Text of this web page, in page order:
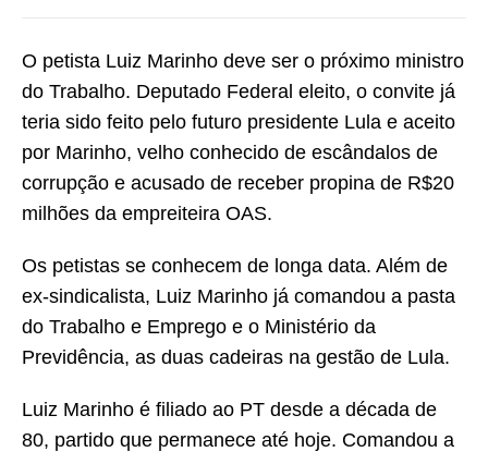
O petista Luiz Marinho deve ser o próximo ministro
do Trabalho. Deputado Federal eleito, o convite já
teria sido feito pelo futuro presidente Lula e aceito
por Marinho, velho conhecido de escândalos de
corrupção e acusado de receber propina de R$20
milhões da empreiteira OAS.
Os petistas se conhecem de longa data. Além de
ex-sindicalista, Luiz Marinho já comandou a pasta
do Trabalho e Emprego e o Ministério da
Previdência, as duas cadeiras na gestão de Lula.
Luiz Marinho é filiado ao PT desde a década de
80, partido que permanece até hoje. Comandou a